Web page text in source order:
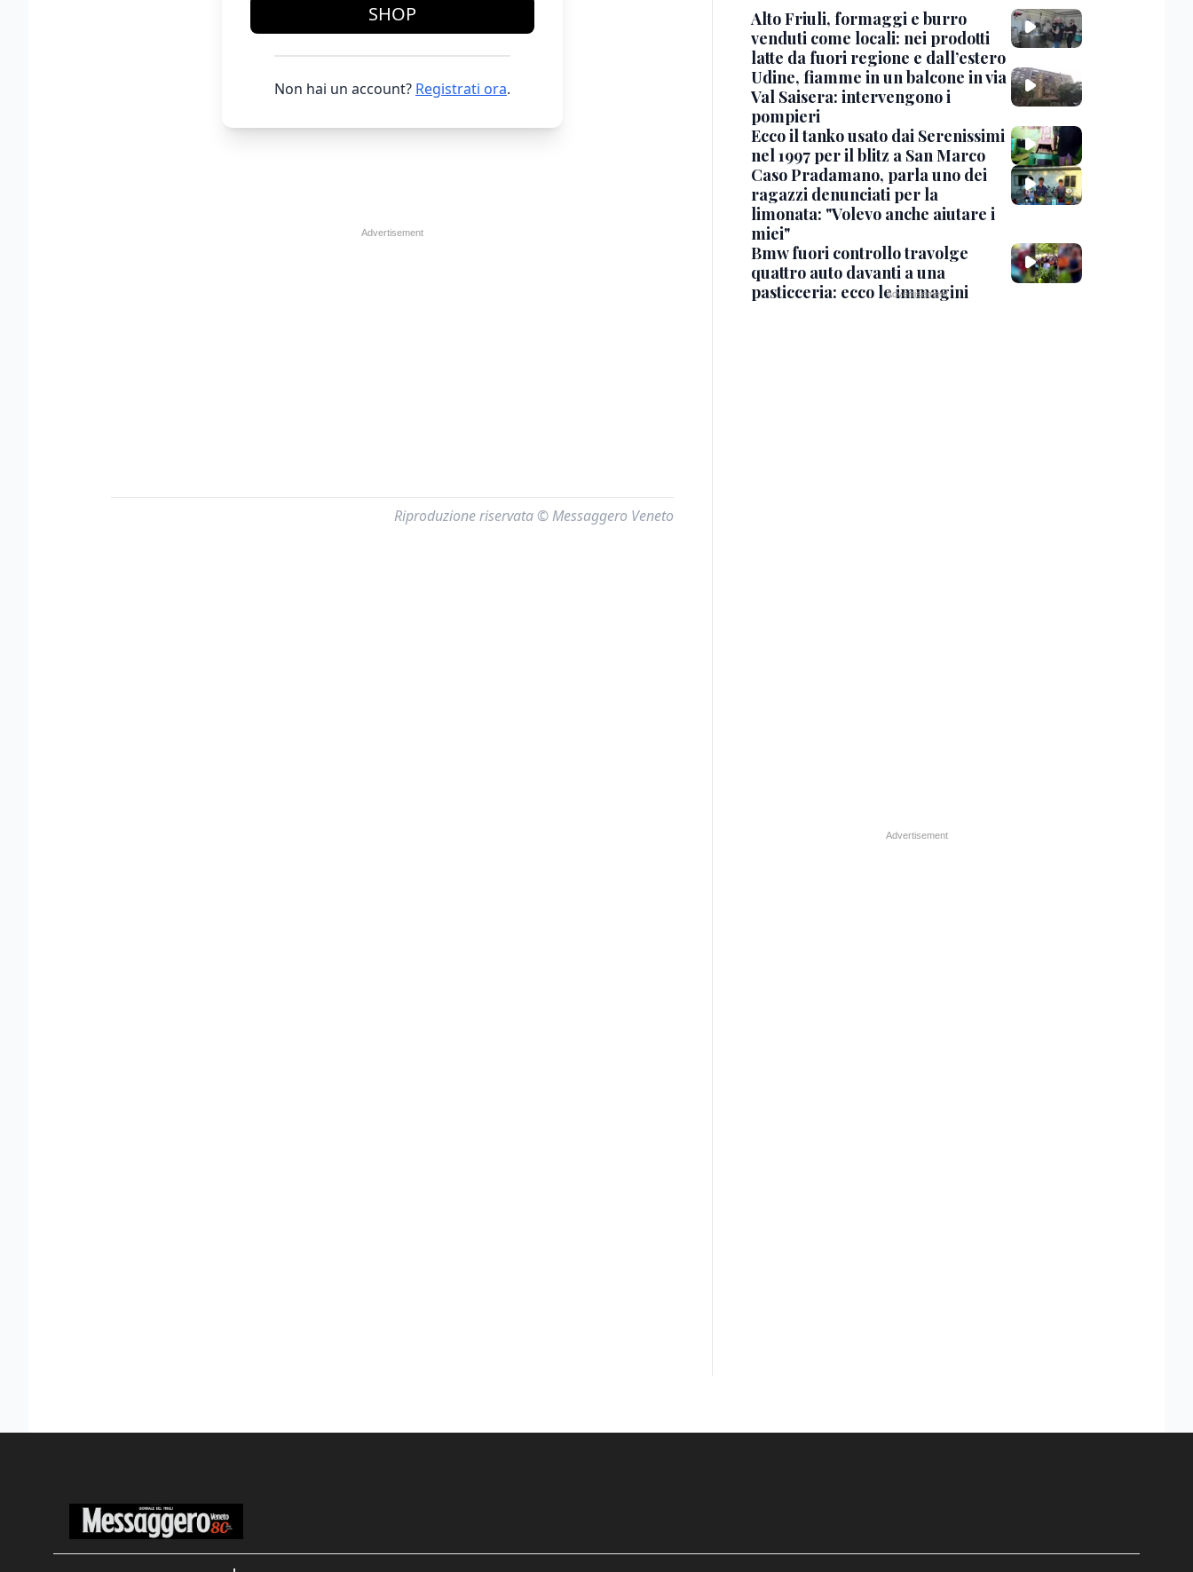
SHOP
Non hai un account? Registrati ora.
Riproduzione riservata © Messaggero Veneto
Alto Friuli, formaggi e burro
venduti come locali: nei prodotti
latte da fuori regione e dall’estero
Udine, fiamme in un balcone in via
Val Saisera: intervengono i
pompieri
Ecco il tanko usato dai Serenissimi
nel 1997 per il blitz a San Marco
Caso Pradamano, parla uno dei
ragazzi denunciati per la
limonata: "Volevo anche aiutare i
miei"
Bmw fuori controllo travolge
quattro auto davanti a una
pasticceria: ecco le immagini